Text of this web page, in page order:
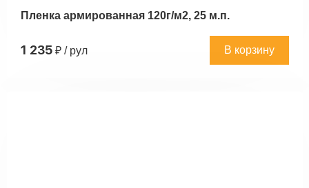
Пленка армированная 120г/м2, 25 м.п.
1 235 ₽ / рул В корзину